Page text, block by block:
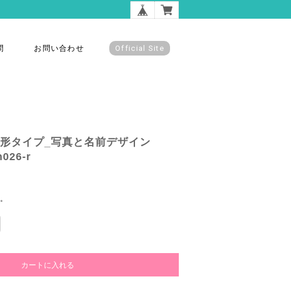
お問い合わせ Official Site
タイプ_写真と名前デザイン
r